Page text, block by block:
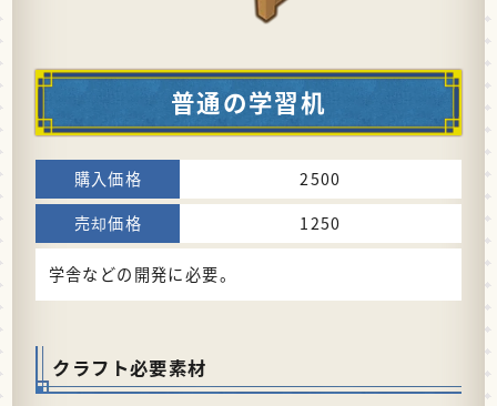
普通の学習机
2500
1250
学舎などの開発に必要。
クラフト必要素材